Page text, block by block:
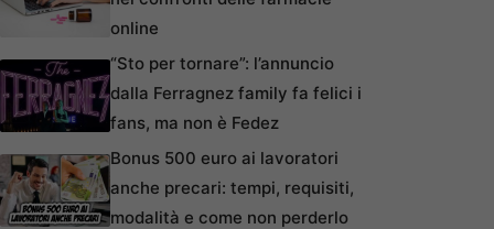
online
“Sto per tornare”: l’annuncio
dalla Ferragnez family fa felici i
fans, ma non è Fedez
Bonus 500 euro ai lavoratori
anche precari: tempi, requisiti,
modalità e come non perderlo